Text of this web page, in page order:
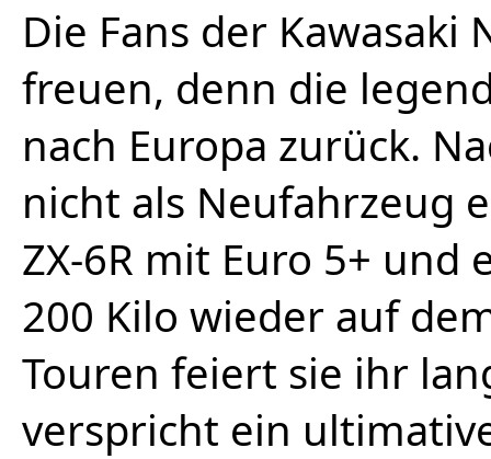
Die Fans der Kawasaki
freuen, denn die
nach Europa zurück.
nicht als Neufahrzeug
ZX-6R mit Euro 5+
200 Kilo wieder auf
Touren feiert sie ihr
verspricht ein